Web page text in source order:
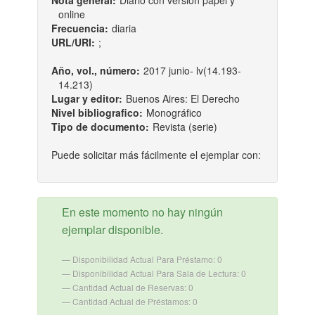
online
Frecuencia: diaria
URL/URI: ;
Año, vol., número: 2017 junio- lv(14.193-
14.213)
Lugar y editor: Buenos Aires: El Derecho
Nivel bibliografico: Monográfico
Tipo de documento: Revista (serie)
Puede solicitar más fácilmente el ejemplar con:
En este momento no hay ningún
ejemplar disponible.
Disponibilidad Actual Para Préstamo: 0
Disponibilidad Actual Para Sala de Lectura: 0
Cantidad Actual de Reservas: 0
Cantidad Actual de Préstamos: 0